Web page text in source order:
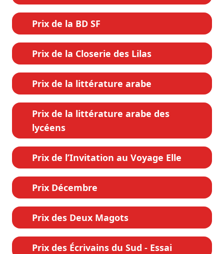
Prix de la BD SF
Prix de la Closerie des Lilas
Prix de la littérature arabe
Prix de la littérature arabe des
lycéens
Prix de l’Invitation au Voyage Elle
Prix Décembre
Prix des Deux Magots
Prix des Écrivains du Sud - Essai